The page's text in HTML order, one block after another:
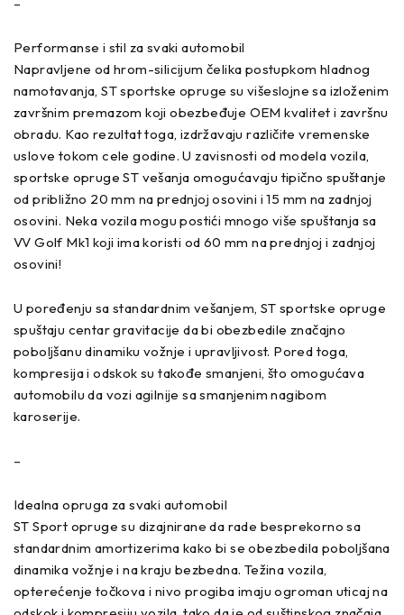
Performanse i stil za svaki automobil
Napravljene od hrom-silicijum čelika postupkom hladnog
namotavanja, ST sportske opruge su višeslojne sa izloženim
završnim premazom koji obezbeđuje OEM kvalitet i završnu
obradu. Kao rezultat toga, izdržavaju različite vremenske
uslove tokom cele godine. U zavisnosti od modela vozila,
sportske opruge ST vešanja omogućavaju tipično spuštanje
od približno 20 mm na prednjoj osovini i 15 mm na zadnjoj
osovini. Neka vozila mogu postići mnogo više spuštanja sa
VV Golf Mk1 koji ima koristi od 60 mm na prednjoj i zadnjoj
osovini!
U poređenju sa standardnim vešanjem, ST sportske opruge
spuštaju centar gravitacije da bi obezbedile značajno
poboljšanu dinamiku vožnje i upravljivost. Pored toga,
kompresija i odskok su takođe smanjeni, što omogućava
automobilu da vozi agilnije sa smanjenim nagibom
karoserije.
–
Idealna opruga za svaki automobil
ST Sport opruge su dizajnirane da rade besprekorno sa
standardnim amortizerima kako bi se obezbedila poboljšana
dinamika vožnje i na kraju bezbedna. Težina vozila,
opterećenje točkova i nivo progiba imaju ogroman uticaj na